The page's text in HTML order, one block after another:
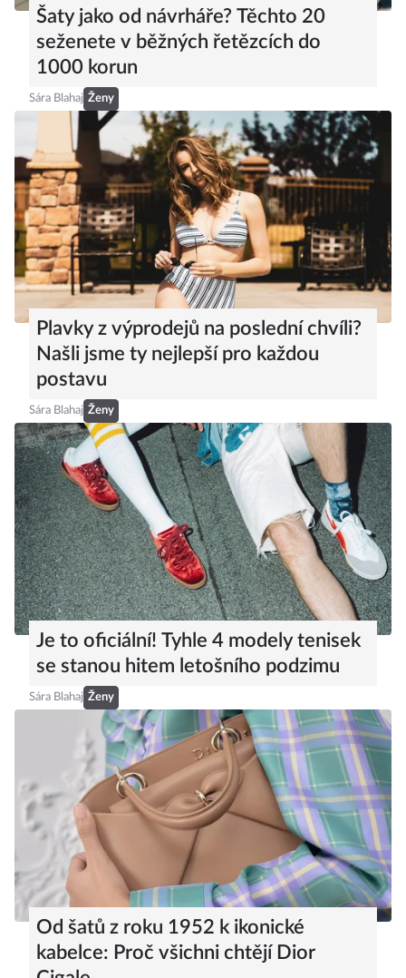
Šaty jako od návrháře? Těchto 20
seženete v běžných řetězcích do
Sára Blahaj Ženy
Plavky z výprodejů na poslední chvíli?
Našli jsme ty nejlepší pro každou
postavu
Sára Blahaj Ženy
Je to oficiální! Tyhle 4 modely tenisek
se stanou hitem letošního podzimu
Sára Blahaj Ženy
Od šatů z roku 1952 k ikonické
kabelce: Proč všichni chtějí Dior